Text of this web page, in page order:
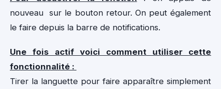
nouveau sur le bouton retour. On peut également
le faire depuis la barre de notifications.
Une fois actif voici comment utiliser cette
fonctionnalité :
Tirer la languette pour faire apparaître simplement